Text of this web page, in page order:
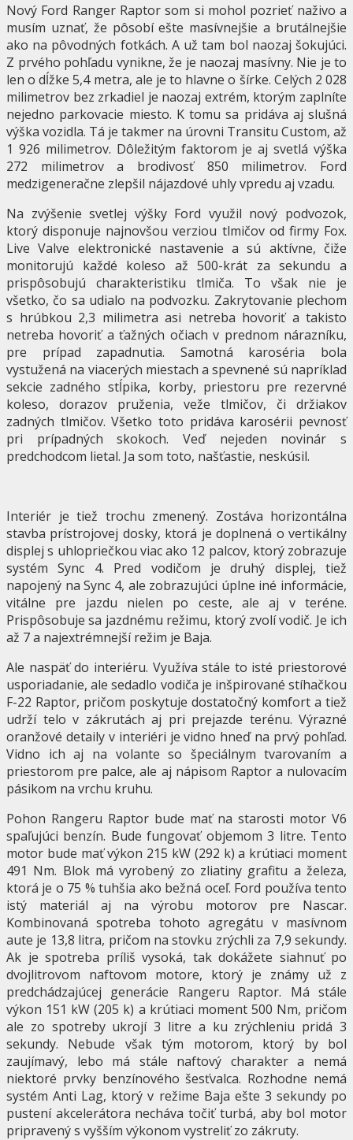
Nový Ford Ranger Raptor som si mohol pozrieť naživo a
musím uznať, že pôsobí ešte masívnejšie a brutálnejšie
ako na pôvodných fotkách. A už tam bol naozaj šokujúci.
Z prvého pohľadu vynikne, že je naozaj masívny. Nie je to
len o dĺžke 5,4 metra, ale je to hlavne o šírke. Celých 2 028
milimetrov bez zrkadiel je naozaj extrém, ktorým zaplníte
nejedno parkovacie miesto. K tomu sa pridáva aj slušná
výška vozidla. Tá je takmer na úrovni Transitu Custom, až
1 926 milimetrov. Dôležitým faktorom je aj svetlá výška
272 milimetrov a brodivosť 850 milimetrov. Ford
medzigeneračne zlepšil nájazdové uhly vpredu aj vzadu.
Na zvýšenie svetlej výšky Ford využil nový podvozok,
ktorý disponuje najnovšou verziou tlmičov od firmy Fox.
Live Valve elektronické nastavenie a sú aktívne, čiže
monitorujú každé koleso až 500-krát za sekundu a
prispôsobujú charakteristiku tlmiča. To však nie je
všetko, čo sa udialo na podvozku. Zakrytovanie plechom
s hrúbkou 2,3 milimetra asi netreba hovoriť a takisto
netreba hovoriť a ťažných očiach v prednom nárazníku,
pre prípad zapadnutia. Samotná karoséria bola
vystužená na viacerých miestach a spevnené sú napríklad
sekcie zadného stĺpika, korby, priestoru pre rezervné
koleso, dorazov pruženia, veže tlmičov, či držiakov
zadných tlmičov. Všetko toto pridáva karosérii pevnosť
pri prípadných skokoch. Veď nejeden novinár s
predchodcom lietal. Ja som toto, našťastie, neskúsil.
Interiér je tiež trochu zmenený. Zostáva horizontálna
stavba prístrojovej dosky, ktorá je doplnená o vertikálny
displej s uhlopriečkou viac ako 12 palcov, ktorý zobrazuje
systém Sync 4. Pred vodičom je druhý displej, tiež
napojený na Sync 4, ale zobrazujúci úplne iné informácie,
vitálne pre jazdu nielen po ceste, ale aj v teréne.
Prispôsobuje sa jazdnému režimu, ktorý zvolí vodič. Je ich
až 7 a najextrémnejší režim je Baja.
Ale naspäť do interiéru. Využíva stále to isté priestorové
usporiadanie, ale sedadlo vodiča je inšpirované stíhačkou
F-22 Raptor, pričom poskytuje dostatočný komfort a tiež
udrží telo v zákrutách aj pri prejazde terénu. Výrazné
oranžové detaily v interiéri je vidno hneď na prvý pohľad.
Vidno ich aj na volante so špeciálnym tvarovaním a
priestorom pre palce, ale aj nápisom Raptor a nulovacím
pásikom na vrchu kruhu.
Pohon Rangeru Raptor bude mať na starosti motor V6
spaľujúci benzín. Bude fungovať objemom 3 litre. Tento
motor bude mať výkon 215 kW (292 k) a krútiaci moment
491 Nm. Blok má vyrobený zo zliatiny grafitu a železa,
ktorá je o 75 % tuhšia ako bežná oceľ. Ford používa tento
istý materiál aj na výrobu motorov pre Nascar.
Kombinovaná spotreba tohoto agregátu v masívnom
aute je 13,8 litra, pričom na stovku zrýchli za 7,9 sekundy.
Ak je spotreba príliš vysoká, tak dokážete siahnuť po
dvojlitrovom naftovom motore, ktorý je známy už z
predchádzajúcej generácie Rangeru Raptor. Má stále
výkon 151 kW (205 k) a krútiaci moment 500 Nm, pričom
ale zo spotreby ukrojí 3 litre a ku zrýchleniu pridá 3
sekundy. Nebude však tým motorom, ktorý by bol
zaujímavý, lebo má stále naftový charakter a nemá
niektoré prvky benzínového šesťvalca. Rozhodne nemá
systém Anti Lag, ktorý v režime Baja ešte 3 sekundy po
pustení akcelerátora necháva točiť turbá, aby bol motor
pripravený s vyšším výkonom vystreliť zo zákruty.